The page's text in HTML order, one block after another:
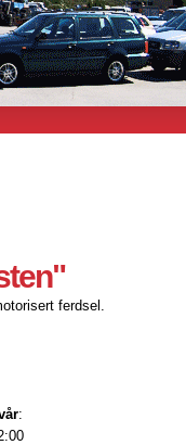
ferdsel.
: